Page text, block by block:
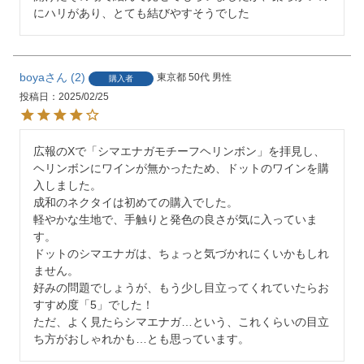
boya 2 購入者 東京都 50代 男性
投稿日
2025/02/25
広報のXで「シマエナガモチーフヘリンボン」を拝見し、
ヘリンボンにワインが無かったため、ドットのワインを購
入しました。
成和のネクタイは初めての購入でした。
軽やかな生地で、手触りと発色の良さが気に入っていま
す。
ドットのシマエナガは、ちょっと気づかれにくいかもしれ
ません。
好みの問題でしょうが、もう少し目立ってくれていたらお
すすめ度「5」でした！
ただ、よく見たらシマエナガ…という、これくらいの目立
ち方がおしゃれかも…とも思っています。